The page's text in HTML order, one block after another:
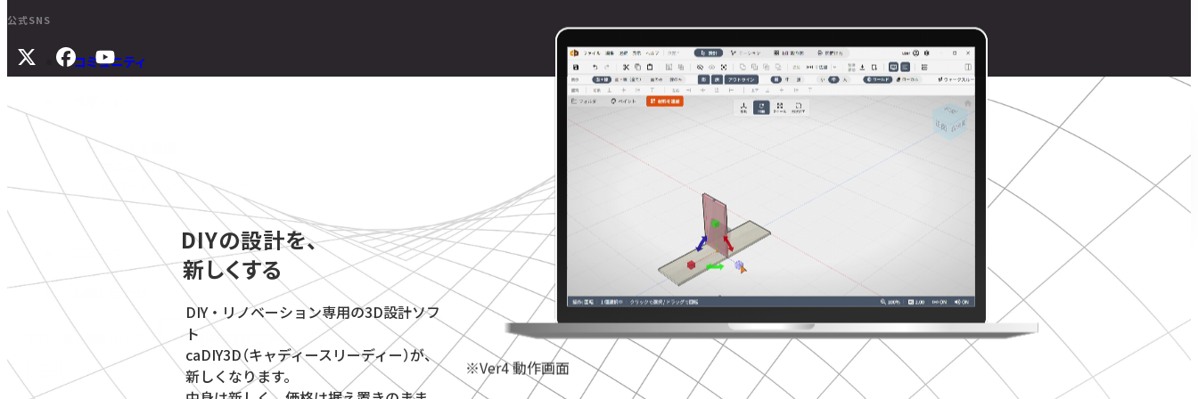
コミュニティ
よくある質問
マニュアル
旧バージョンダウンロード
ニュース
お問い合わせ
学校・教育機関向け 無料体験をはじめる
公式SNS
DIYの設計を、
新しくする
DIY・リノベーション専用の3D設計ソフ
ト
caDIY3D（キャディースリーディー）が、
新しくなります。
※Ver4 動作画面